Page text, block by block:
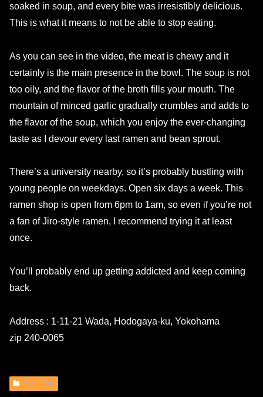
soaked in soup, and every bite was irresistibly delicious.
This is what it means to not be able to stop eating.
As you can see in the video, the meat is chewy and it
certainly is the main presence in the bowl. The soup is not
too oily, and the flavor of the broth fills your mouth. The
mountain of minced garlic gradually crumbles and adds to
the flavor of the soup, which you enjoy the ever-changing
taste as I devour every last ramen and bean sprout.
There’s a university nearby, so it’s probably bustling with
young people on weekdays. Open six days a week. This
ramen shop is open from 6pm to 1am, so even if you’re not
a fan of Jiro-style ramen, I recommend trying it at least
once.
You’ll probably end up getting addicted and keep coming
back.
Address : 1-11-21 Wada, Hodogaya-ku, Yokohama
zip 240-0065
Koco Eats